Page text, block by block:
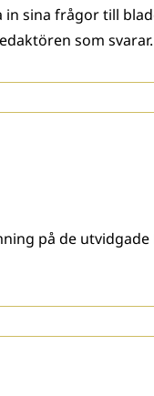
sina frågor till
som svarar.
på de utvidgade